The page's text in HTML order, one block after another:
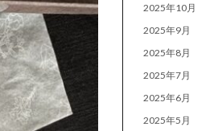
2025年10月
2025年9月
2025年8月
2025年7月
2025年6月
2025年5月